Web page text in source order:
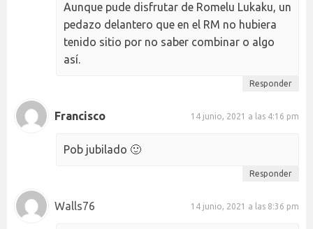
Aunque pude disfrutar de Romelu Lukaku, un
pedazo delantero que en el RM no hubiera
tenido sitio por no saber combinar o algo
así.
Responder
Francisco 14 junio, 2021 a las 4:16 pm
Pob jubilado 🙂
Responder
Walls76 14 junio, 2021 a las 8:36 pm